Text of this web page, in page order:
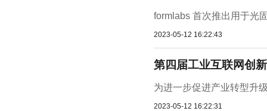
formlabs 首次推出用于光
2023-05-12 16:22:43
第四届工业互联网创
为进一步促进产业转型升
2023-05-12 16:22:31